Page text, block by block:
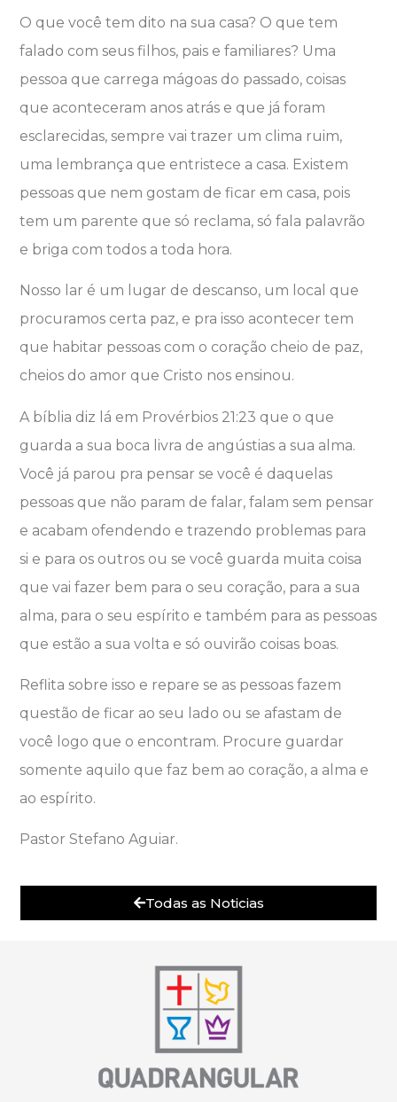
O que você tem dito na sua casa? O que tem
falado com seus filhos, pais e familiares? Uma
pessoa que carrega mágoas do passado, coisas
que aconteceram anos atrás e que já foram
esclarecidas, sempre vai trazer um clima ruim,
uma lembrança que entristece a casa. Existem
pessoas que nem gostam de ficar em casa, pois
tem um parente que só reclama, só fala palavrão
e briga com todos a toda hora.
Nosso lar é um lugar de descanso, um local que
procuramos certa paz, e pra isso acontecer tem
que habitar pessoas com o coração cheio de paz,
cheios do amor que Cristo nos ensinou.
A bíblia diz lá em Provérbios 21:23 que o que
guarda a sua boca livra de angústias a sua alma.
Você já parou pra pensar se você é daquelas
pessoas que não param de falar, falam sem pensar
e acabam ofendendo e trazendo problemas para
si e para os outros ou se você guarda muita coisa
que vai fazer bem para o seu coração, para a sua
alma, para o seu espírito e também para as pessoas
que estão a sua volta e só ouvirão coisas boas.
Reflita sobre isso e repare se as pessoas fazem
questão de ficar ao seu lado ou se afastam de
você logo que o encontram. Procure guardar
somente aquilo que faz bem ao coração, a alma e
ao espírito.
Pastor Stefano Aguiar.
Todas as Noticias